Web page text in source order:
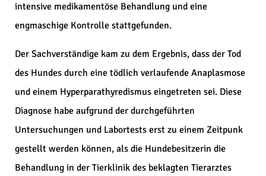
intensive medikamentöse Behandlung und eine
engmaschige Kontrolle stattgefunden.
Der Sachverständige kam zu dem Ergebnis, dass der Tod
des Hundes durch eine tödlich verlaufende Anaplasmose
und einem Hyperparathyredismus eingetreten sei. Diese
Diagnose habe aufgrund der durchgeführten
Untersuchungen und Labortests erst zu einem Zeitpunk
gestellt werden können, als die Hundebesitzerin die
Behandlung in der Tierklinik des beklagten Tierarztes